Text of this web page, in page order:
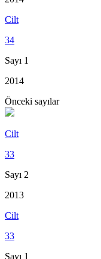
Cilt
34
Sayı 1
2014
Önceki sayılar
Cilt
33
Sayı 2
2013
Cilt
33
Sayı 1